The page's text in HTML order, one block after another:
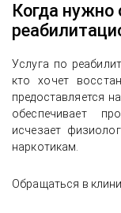
Когда
Услуга по
кто хочет
предоставляется
обеспечивает
исчезает
наркотикам.
Обращаться в